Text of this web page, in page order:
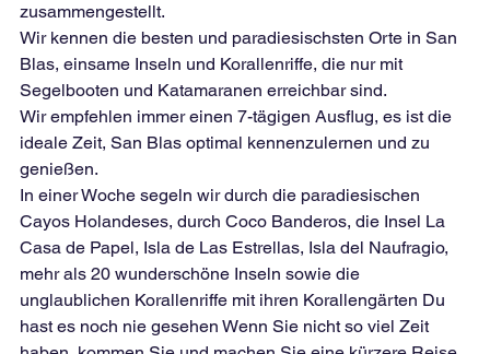
zusammengestellt.
Wir kennen die besten und paradiesischsten Orte in San
Blas, einsame Inseln und Korallenriffe, die nur mit
Segelbooten und Katamaranen erreichbar sind.
Wir empfehlen immer einen 7-tägigen Ausflug, es ist die
ideale Zeit, San Blas optimal kennenzulernen und zu
genießen.
In einer Woche segeln wir durch die paradiesischen
Cayos Holandeses, durch Coco Banderos, die Insel La
Casa de Papel, Isla de Las Estrellas, Isla del Naufragio,
mehr als 20 wunderschöne Inseln sowie die
unglaublichen Korallenriffe mit ihren Korallengärten Du
hast es noch nie gesehen Wenn Sie nicht so viel Zeit